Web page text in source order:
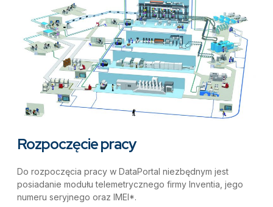
Rozpoczęcie pracy
Do rozpoczęcia pracy w DataPortal niezbędnym jest
posiadanie modułu telemetrycznego firmy Inventia, jego
numeru seryjnego oraz IMEI*.